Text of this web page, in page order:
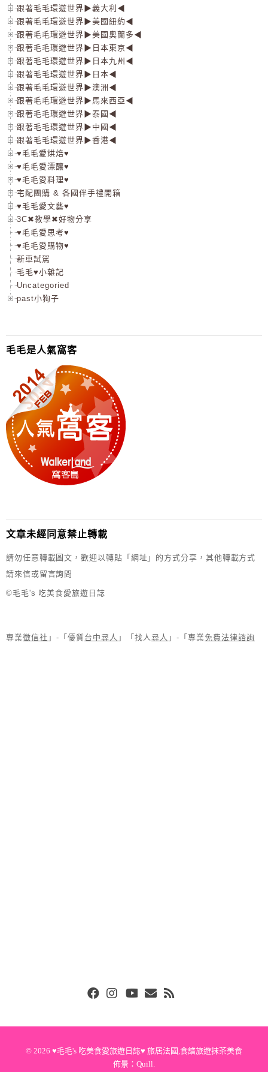
跟著毛毛環遊世界▶義大利◀
跟著毛毛環遊世界▶美國紐約◀
跟著毛毛環遊世界▶美國奧蘭多◀
跟著毛毛環遊世界▶日本東京◀
跟著毛毛環遊世界▶日本九州◀
跟著毛毛環遊世界▶日本◀
跟著毛毛環遊世界▶澳洲◀
跟著毛毛環遊世界▶馬來西亞◀
跟著毛毛環遊世界▶泰國◀
跟著毛毛環遊世界▶中國◀
跟著毛毛環遊世界▶香港◀
♥毛毛愛烘焙♥
♥毛毛愛漂釀♥
♥毛毛愛料理♥
宅配團購 & 各國伴手禮開箱
♥毛毛愛文藝♥
3C✖教學✖好物分享
♥毛毛愛思考♥
♥毛毛愛購物♥
新車試駕
毛毛♥小雜記
Uncategoried
past小狗子
毛毛是人氣窩客
文章未經同意禁止轉載
請勿任意轉載圖文，歡迎以轉貼「網址」的方式分享，其他轉載方式
請來信或留言詢問
©毛毛's 吃美食愛旅遊日誌
專業徵信社 」-「優質台中尋人 」「找人 尋人 」-「專業免費法律諮詢
© 2026 ♥毛毛's 吃美食愛旅遊日誌♥ 旅居法國,食譜旅遊抹茶美食
佈景： Quill